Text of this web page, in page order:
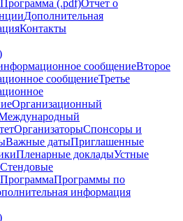
Программа (.pdf)Отчет о
Дополнительная
Контакты
сообщениеВторое
сообщениеТретье
Организационный
ОрганизаторыСпонсоры и
Важные датыПриглашенные
Пленарные докладыУстные
Стендовые
ПрограммаПрограммы по
информация